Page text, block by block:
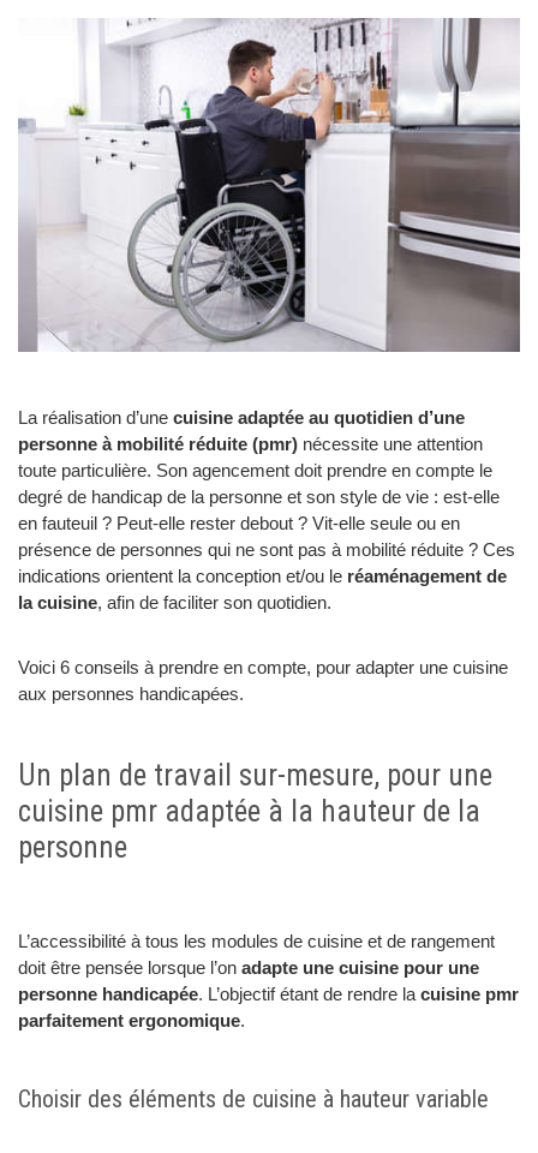
La réalisation d’une cuisine adaptée au quotidien d’une
personne à mobilité réduite (pmr) nécessite une attention
toute particulière. Son agencement doit prendre en compte le
degré de handicap de la personne et son style de vie : est-elle
en fauteuil ? Peut-elle rester debout ? Vit-elle seule ou en
présence de personnes qui ne sont pas à mobilité réduite ? Ces
indications orientent la conception et/ou le réaménagement de
la cuisine, afin de faciliter son quotidien.
Voici 6 conseils à prendre en compte, pour adapter une cuisine
aux personnes handicapées.
Un plan de travail sur-mesure, pour une
cuisine pmr adaptée à la hauteur de la
personne
L’accessibilité à tous les modules de cuisine et de rangement
doit être pensée lorsque l’on adapte une cuisine pour une
personne handicapée. L’objectif étant de rendre la cuisine pmr
parfaitement ergonomique.
Choisir des éléments de cuisine à hauteur variable